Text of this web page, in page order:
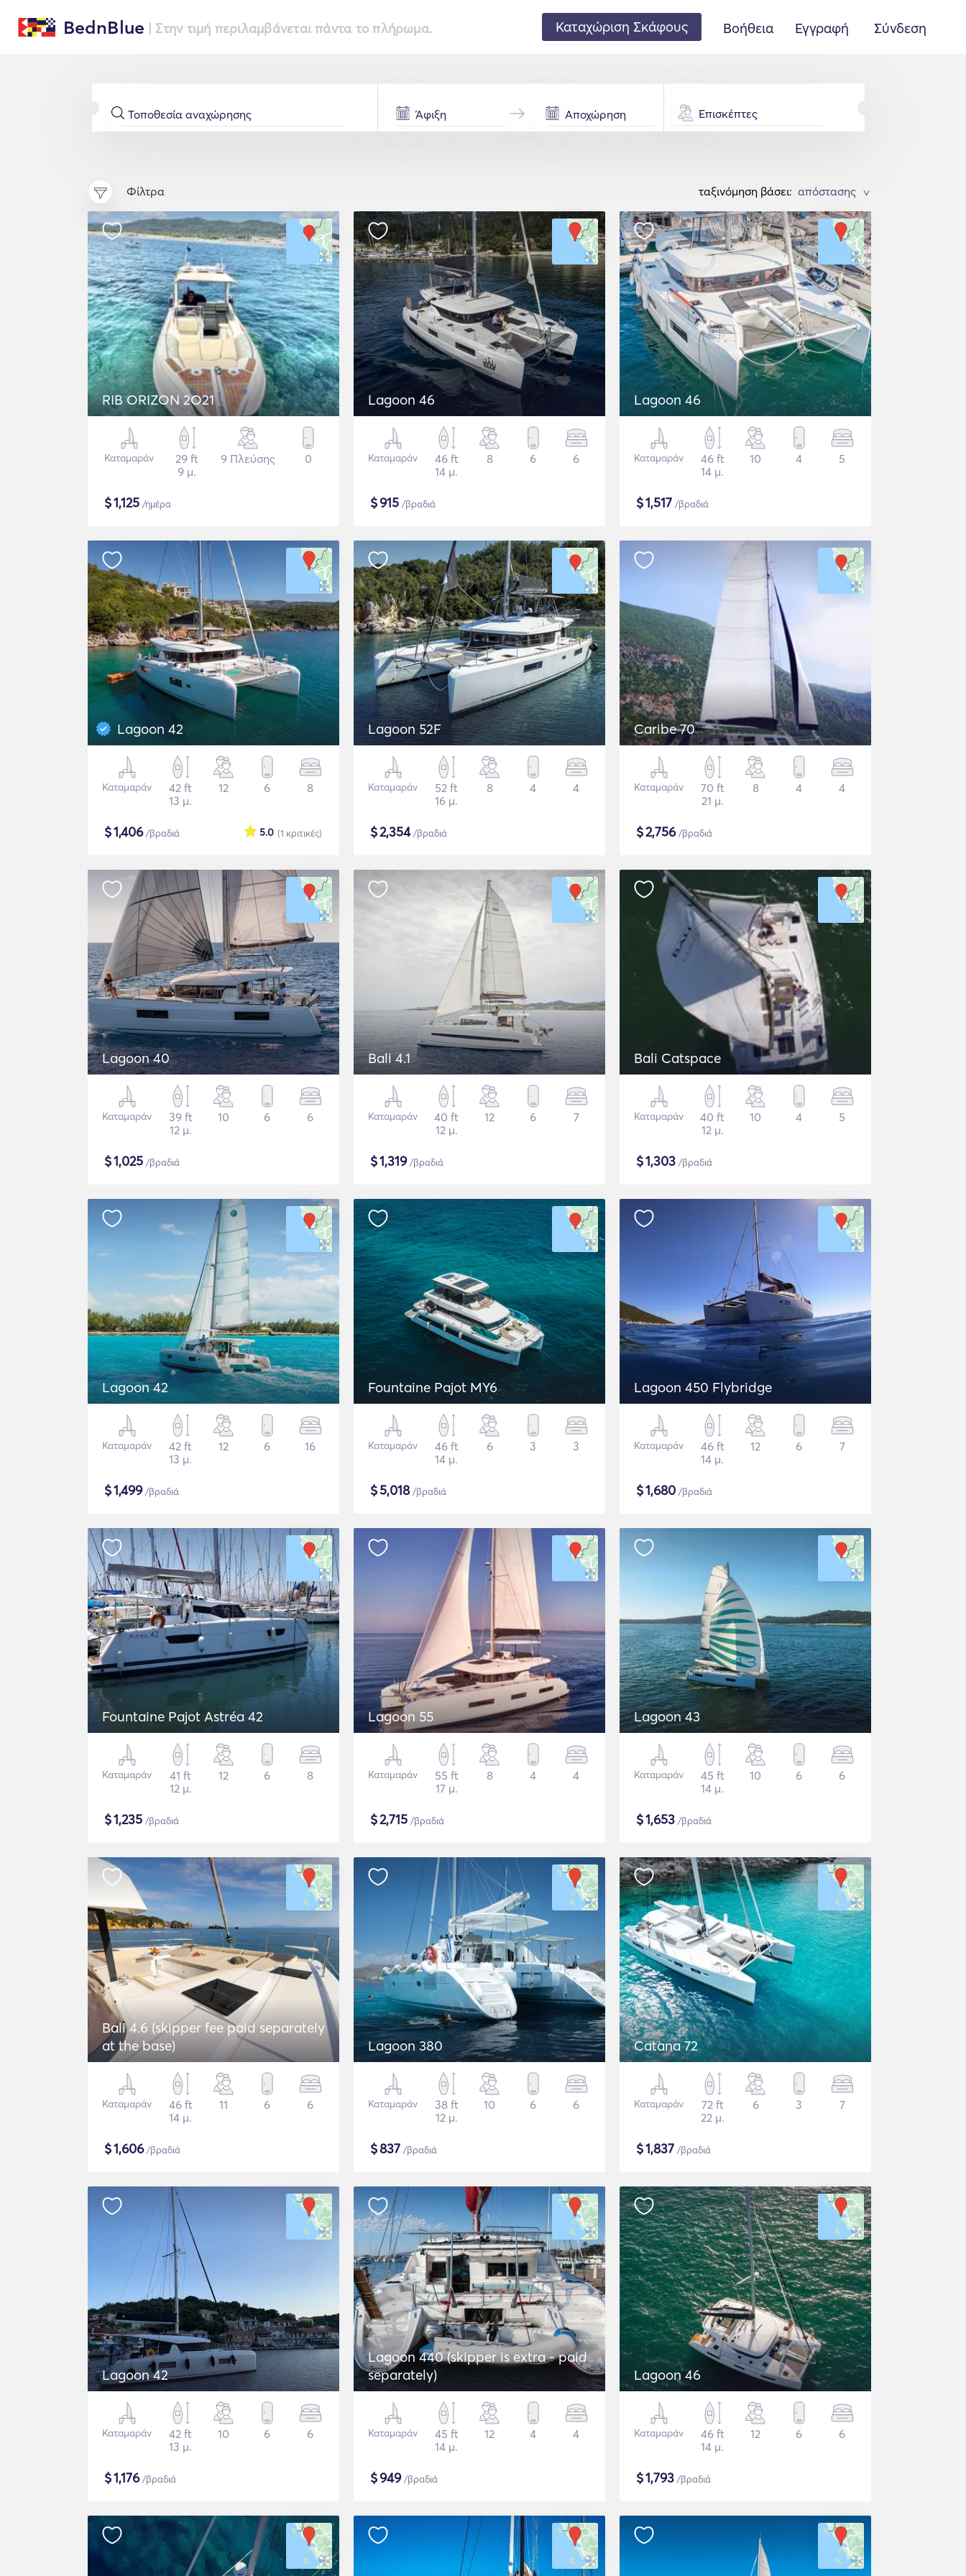
BednBlue | Στην τιμή περιλαμβάνεται πάντα το πλήρωμα. Καταχώριση Σκάφους Βοήθεια Εγγραφή Σύνδεση
Επισκέπτες
Φίλτρα ταξινόμηση βάσει: >
RIB ORIZON 2O21
Καταμαράν
29 ft
9 μ.
9 Πλεύσης 0
$1,125 /ημέρα
Lagoon 46
Καταμαράν
46 ft
14 μ.
8 6 6
$915 /βραδιά
Lagoon 46
Καταμαράν
46 ft
14 μ.
10 4 5
$1,517 /βραδιά
Lagoon 42
Καταμαράν
42 ft
13 μ.
12 6 8
$1,406/βραδιά (1 κριτικές)
5.0
Lagoon 52F
Καταμαράν
52 ft
16 μ.
8 4 4
$2,354/βραδιά
Caribe 70
Καταμαράν
70 ft
21 μ.
8 4 4
$2,756/βραδιά
Lagoon 40
Καταμαράν
39 ft
12 μ.
10 6 6
$1,025 /βραδιά
Bali 4.1
Καταμαράν
40 ft
12 μ.
12 6 7
$1,319/βραδιά
Bali Catspace
Καταμαράν
40 ft
12 μ.
10 4 5
$1,303 /βραδιά
Lagoon 42
Καταμαράν
42 ft
13 μ.
12 6 16
$1,499/βραδιά
Fountaine Pajot MY6
Καταμαράν
46 ft
14 μ.
6 3 3
$5,018/βραδιά
Lagoon 450 Flybridge
Καταμαράν
46 ft
14 μ.
12 6 7
$1,680 /βραδιά
Fountaine Pajot Astréa 42
Καταμαράν
41 ft
12 μ.
12 6 8
$1,235 /βραδιά
Lagoon 55
Καταμαράν
55 ft
17 μ.
8 4 4
$2,715 /βραδιά
Lagoon 43
Καταμαράν
45 ft
14 μ.
10 6 6
$1,653 /βραδιά
Bali 4.6 (skipper fee paid separately
at the base)
Καταμαράν
46 ft
14 μ.
11 6 6
$1,606/βραδιά
Lagoon 380
Καταμαράν
38 ft
12 μ.
10 6 6
$837 /βραδιά
Catana 72
Καταμαράν
72 ft
22 μ.
6 3 7
$1,837 /βραδιά
Lagoon 42
Καταμαράν
42 ft
13 μ.
10 6 6
$1,176/βραδιά
Lagoon 440 (skipper is extra - paid
separately)
Καταμαράν
45 ft
14 μ.
12 4 4
$949/βραδιά
Lagoon 46
Καταμαράν
46 ft
14 μ.
12 6 6
$1,793 /βραδιά